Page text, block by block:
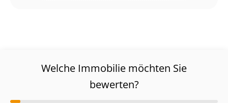
Welche Immobilie möchten Sie
bewerten?